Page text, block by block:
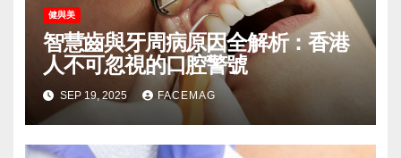
健與美
智慧齒與牙周病原因全解析：香港
人不可忽視的口腔警號
SEP 19, 2025 FACEMAG